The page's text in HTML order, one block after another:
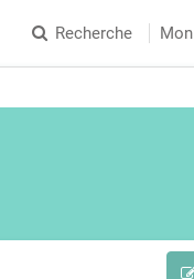
Recherche